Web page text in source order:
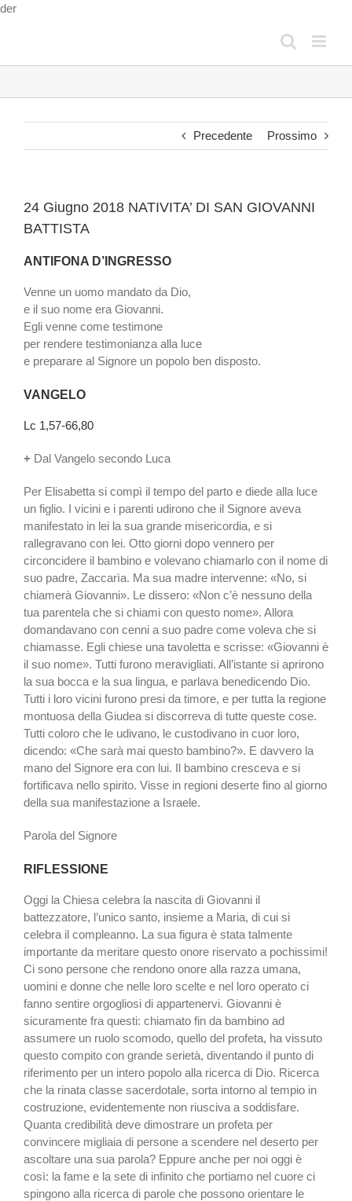
derSalta
Precedente Prossimo
24 Giugno 2018 NATIVITA’ DI SAN GIOVANNI
BATTISTA
ANTIFONA D’INGRESSO
Venne un uomo mandato da Dio,
e il suo nome era Giovanni.
Egli venne come testimone
per rendere testimonianza alla luce
e preparare al Signore un popolo ben disposto.
VANGELO
Lc 1,57-66,80
+ Dal Vangelo secondo Luca
Per Elisabetta si compì il tempo del parto e diede alla luce
un figlio. I vicini e i parenti udirono che il Signore aveva
manifestato in lei la sua grande misericordia, e si
rallegravano con lei. Otto giorni dopo vennero per
circoncidere il bambino e volevano chiamarlo con il nome di
suo padre, Zaccarìa. Ma sua madre intervenne: «No, si
chiamerà Giovanni». Le dissero: «Non c’è nessuno della
tua parentela che si chiami con questo nome». Allora
domandavano con cenni a suo padre come voleva che si
chiamasse. Egli chiese una tavoletta e scrisse: «Giovanni è
il suo nome». Tutti furono meravigliati. All’istante si aprirono
la sua bocca e la sua lingua, e parlava benedicendo Dio.
Tutti i loro vicini furono presi da timore, e per tutta la regione
montuosa della Giudea si discorreva di tutte queste cose.
Tutti coloro che le udivano, le custodivano in cuor loro,
dicendo: «Che sarà mai questo bambino?». E davvero la
mano del Signore era con lui. Il bambino cresceva e si
fortificava nello spirito. Visse in regioni deserte fino al giorno
della sua manifestazione a Israele.
Parola del Signore
RIFLESSIONE
Oggi la Chiesa celebra la nascita di Giovanni il
battezzatore, l’unico santo, insieme a Maria, di cui si
celebra il compleanno. La sua figura è stata talmente
importante da meritare questo onore riservato a pochissimi!
Ci sono persone che rendono onore alla razza umana,
uomini e donne che nelle loro scelte e nel loro operato ci
fanno sentire orgogliosi di appartenervi. Giovanni è
sicuramente fra questi: chiamato fin da bambino ad
assumere un ruolo scomodo, quello del profeta, ha vissuto
questo compito con grande serietà, diventando il punto di
riferimento per un intero popolo alla ricerca di Dio. Ricerca
che la rinata classe sacerdotale, sorta intorno al tempio in
costruzione, evidentemente non riusciva a soddisfare.
Quanta credibilità deve dimostrare un profeta per
convincere migliaia di persone a scendere nel deserto per
ascoltare una sua parola? Eppure anche per noi oggi è
così: la fame e la sete di infinito che portiamo nel cuore ci
spingono alla ricerca di parole che possono orientare le